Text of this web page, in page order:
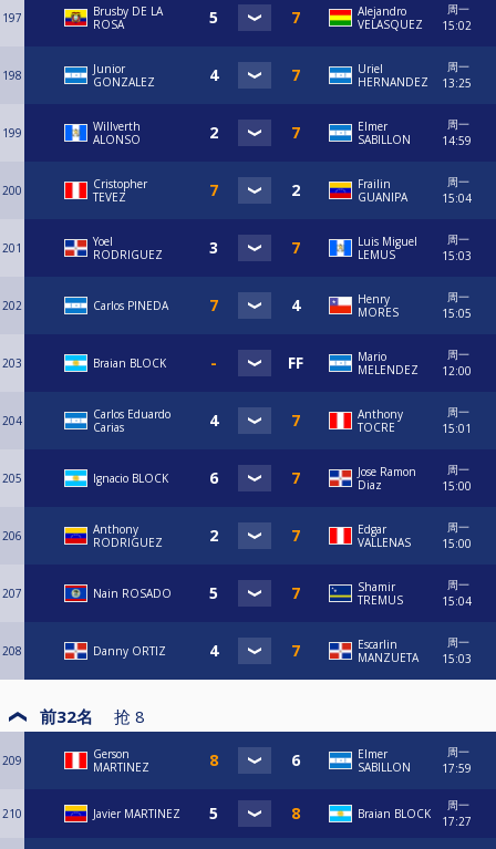
197
Brusby DE LA
ROSA
Alejandro
VELASQUEZ
周一
15:02
198
Junior
GONZALEZ
Uriel
HERNANDEZ
周一
13:25
199
Willverth
ALONSO
Elmer
SABILLON
周一
14:59
200
Cristopher
TEVEZ
Frailin
GUANIPA
周一
15:04
201
Yoel
RODRIGUEZ
Luis Miguel
LEMUS
周一
15:03
202 Carlos PINEDA
Henry
MORES
周一
15:05
203 Braian BLOCK
Mario
MELENDEZ
周一
12:00
204
Carlos Eduardo
Carias
Anthony
TOCRE
周一
15:01
205 Ignacio BLOCK
Jose Ramon
Diaz
周一
15:00
206
Anthony
RODRIGUEZ
Edgar
VALLENAS
周一
15:00
207 Nain ROSADO
Shamir
TREMUS
周一
15:04
208 Danny ORTIZ
Escarlin
MANZUETA
周一
15:03
前32名 抢 8
209
Gerson
MARTINEZ
Elmer
SABILLON
周一
17:59
210 Javier MARTINEZ Braian BLOCK
周一
17:27